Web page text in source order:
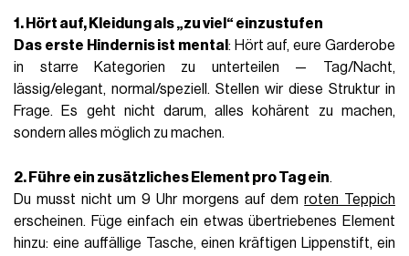
1. Hört auf, Kleidung als „zu viel“ einzustufen
Das erste Hindernis ist mental : Hört auf, eure Garderobe
in starre Kategorien zu unterteilen — Tag/Nacht,
lässig/elegant, normal/speziell. Stellen wir diese Struktur in
Frage. Es geht nicht darum, alles kohärent zu machen,
sondern alles möglich zu machen.
2. Führe ein zusätzliches Element pro Tag ein.
Du musst nicht um 9 Uhr morgens auf demroten Teppich
erscheinen. Füge einfach ein etwas übertriebenes Element
hinzu: eine auffällige Tasche, einen kräftigen Lippenstift, ein